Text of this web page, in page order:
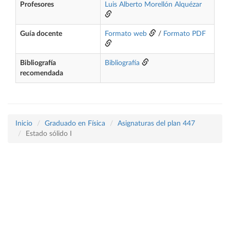
Profesores Luis Alberto Morellón Alquézar
Guía docente Formato web / Formato PDF
Bibliografía
recomendada
Bibliografía
Inicio Graduado en Física
Asignaturas del plan 447
Estado sólido I